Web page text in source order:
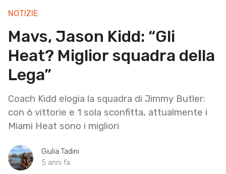
NOTIZIE
Mavs, Jason Kidd: “Gli
Heat? Miglior squadra della
Lega”
Coach Kidd elogia la squadra di Jimmy Butler:
con 6 vittorie e 1 sola sconfitta, attualmente i
Miami Heat sono i migliori
Giulia Tadini
5 anni fa